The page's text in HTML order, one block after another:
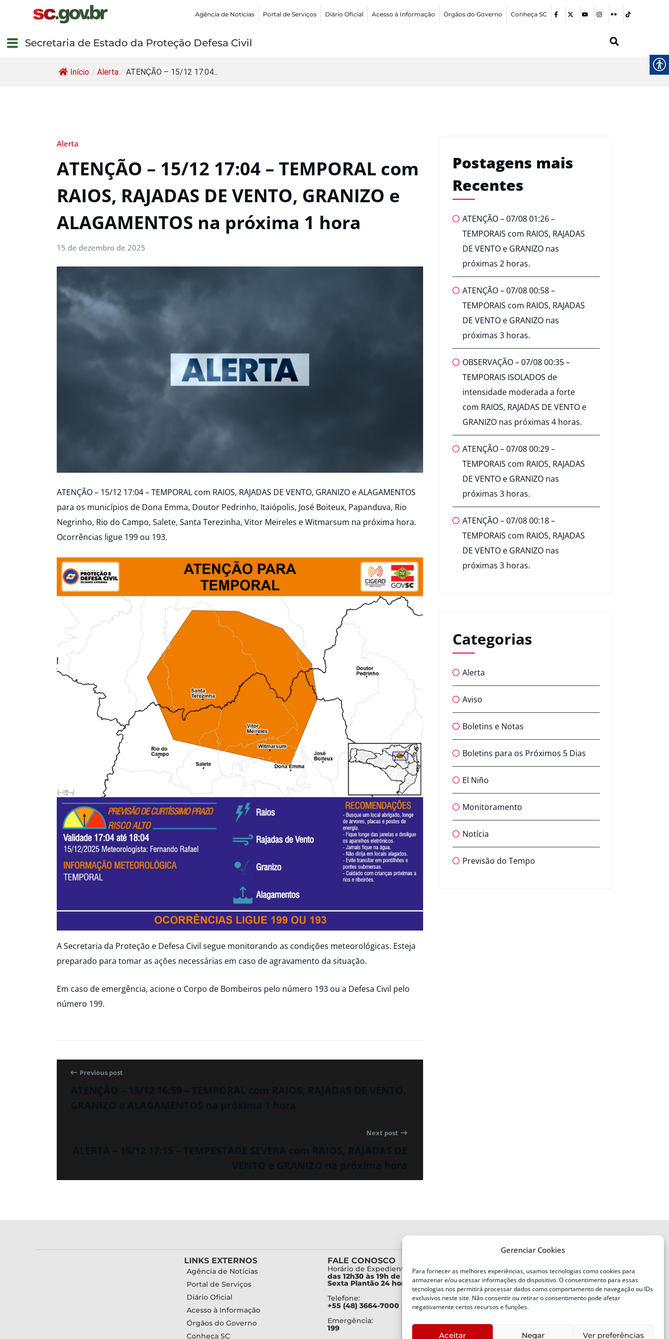
Gerenciar Cookies
Para fornecer as melhores experiências, usamos tecnologias como cookies para
armazenar e/ou acessar informações do dispositivo. O consentimento para essas
tecnologias nos permitirá processar dados como comportamento de navegação ou IDs
exclusivos neste site. Não consentir ou retirar o consentimento pode afetar
negativamente certos recursos e funções.
Aceitar Negar Ver preferências
Agência de Notícias Portal de Serviços Diário Oficial Acesso à Informação Órgãos do Governo Conheça SC
Secretaria de Estado da Proteção Defesa Civil
Início / Alerta / ATENÇÃO – 15/12 17:04...
Alerta
ATENÇÃO – 15/12 17:04 – TEMPORAL com
RAIOS, RAJADAS DE VENTO, GRANIZO e
ALAGAMENTOS na próxima 1 hora
15 de dezembro de 2025
ATENÇÃO – 15/12 17:04 – TEMPORAL com RAIOS, RAJADAS DE VENTO, GRANIZO e ALAGAMENTOS
para os municípios de Dona Emma, Doutor Pedrinho, Itaiópolis, José Boiteux, Papanduva, Rio
Negrinho, Rio do Campo, Salete, Santa Terezinha, Vitor Meireles e Witmarsum na próxima hora.
Ocorrências ligue 199 ou 193.
A Secretaria da Proteção e Defesa Civil segue monitorando as condições meteorológicas. Esteja
preparado para tomar as ações necessárias em caso de agravamento da situação.
Em caso de emergência, acione o Corpo de Bombeiros pelo número 193 ou a Defesa Civil pelo
número 199.
Previous post
Next post
Postagens mais
Recentes
ATENÇÃO – 07/08 01:26 –
TEMPORAIS com RAIOS, RAJADAS
DE VENTO e GRANIZO nas
próximas 2 horas.
ATENÇÃO – 07/08 00:58 –
TEMPORAIS com RAIOS, RAJADAS
DE VENTO e GRANIZO nas
próximas 3 horas.
OBSERVAÇÃO – 07/08 00:35 –
TEMPORAIS ISOLADOS de
intensidade moderada a forte
com RAIOS, RAJADAS DE VENTO e
GRANIZO nas próximas 4 horas.
ATENÇÃO – 07/08 00:29 –
TEMPORAIS com RAIOS, RAJADAS
DE VENTO e GRANIZO nas
próximas 3 horas.
ATENÇÃO – 07/08 00:18 –
TEMPORAIS com RAIOS, RAJADAS
DE VENTO e GRANIZO nas
próximas 3 horas.
Categorias
Alerta
Aviso
Boletins e Notas
Boletins para os Próximos 5 Dias
El Niño
Monitoramento
Notícia
Previsão do Tempo
LINKS EXTERNOS
Agência de Notícias
Portal de Serviços
Diário Oficial
Acesso à Informação
Órgãos do Governo
Conheça SC
FALE CONOSCO
Horário de Expediente:
das 12h30 às 19h de Segunda a
Sexta Plantão 24 horas diariamente
Telefone:
+55 (48) 3664-7000
Emergência:
199
Defesa Civil do Estado de Santa
Catarina
Av. Ivo Silveira, nº 2320
Bairro:
Capoeiras, Florianópolis, SC
88085-001